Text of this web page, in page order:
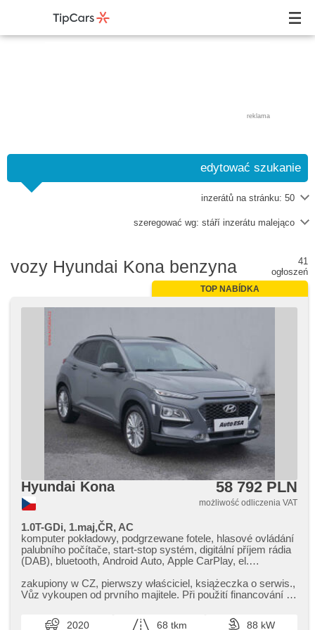
reklama
edytować szukanie
inzerátů na stránku: 50
szeregować wg: stáří inzerátu malejąco
vozy Hyundai Kona benzyna
41
ogłoszeń
TOP NABÍDKA
Hyundai Kona 58 792 PLN
możliwość odliczenia VAT
1.0T-GDi, 1.maj,ČR, AC
komputer pokładowy, podgrzewane fotele, hlasové ovládání
palubního počítače, start-stop systém, digitální příjem rádia
(DAB), bluetooth, Android Auto, Apple CarPlay, el.
kierownica, kierownica wielofunkcyjna, USB, hak
holowniczy, przyciemniane szyby, światła do jazdy dziennej,
podgrzewane lusterka, wspomaganie układu kierowniczego,
zakupiony w CZ,​ pierwszy właściciel,​ książeczka o serwis.,​
Vůz vykoupen od prvního majitele. Při použití financování na
2020 68 tkm
88 kW